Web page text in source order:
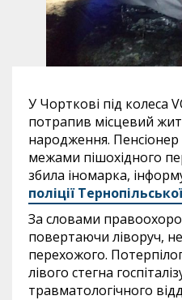
У Чорткові під колеса
потрапив місцевий
народження.
межами пішохідного
збила іномарка,
поліції
За словами
повертаючи ліворуч,
перехожого.
лівого стегна
травматологічного